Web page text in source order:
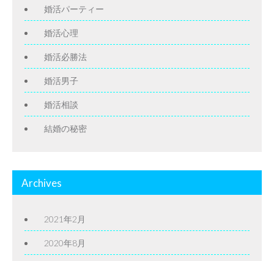
婚活パーティー
婚活心理
婚活必勝法
婚活男子
婚活相談
結婚の秘密
Archives
2021年2月
2020年8月